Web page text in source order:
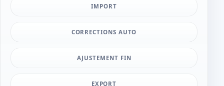
IMPORT
CORRECTIONS AUTO
AJUSTEMENT FIN
EXPORT